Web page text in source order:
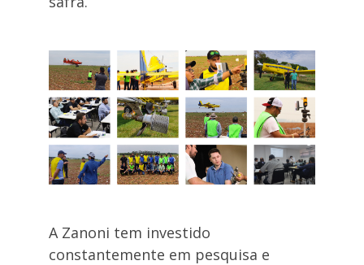
A Zanoni tem investido
constantemente em pesquisa e